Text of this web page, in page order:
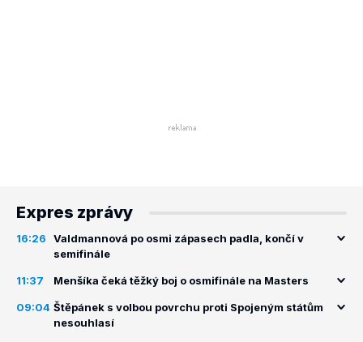
Expres zprávy
16:26
Valdmannová po osmi zápasech padla, končí v
semifinále
11:37 Menšíka čeká těžký boj o osmifinále na Masters
09:04 Štěpánek s volbou povrchu proti Spojeným státům
nesouhlasí